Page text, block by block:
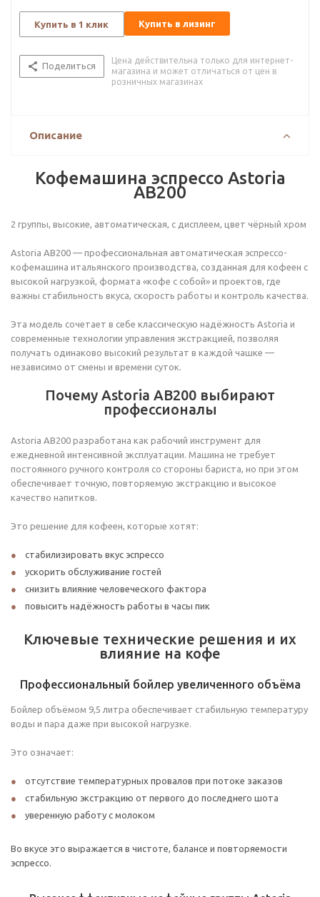
Купить в 1 клик Купить в лизинг
Поделиться
Цена действительна только для интернет-
магазина и может отличаться от цен в
розничных магазинах
Описание
Кофемашина эспрессо Astoria
AB200
2 группы, высокие, автоматическая, с дисплеем, цвет чёрный хром
Astoria AB200 — профессиональная автоматическая эспрессо-
кофемашина итальянского производства, созданная для кофеен с
высокой нагрузкой, формата «кофе с собой» и проектов, где
важны стабильность вкуса, скорость работы и контроль качества.
Эта модель сочетает в себе классическую надёжность Astoria и
современные технологии управления экстракцией, позволяя
получать одинаково высокий результат в каждой чашке —
независимо от смены и времени суток.
Почему Astoria AB200 выбирают
профессионалы
Astoria AB200 разработана как рабочий инструмент для
ежедневной интенсивной эксплуатации. Машина не требует
постоянного ручного контроля со стороны бариста, но при этом
обеспечивает точную, повторяемую экстракцию и высокое
качество напитков.
Это решение для кофеен, которые хотят:
стабилизировать вкус эспрессо
ускорить обслуживание гостей
снизить влияние человеческого фактора
повысить надёжность работы в часы пик
Ключевые технические решения и их
влияние на кофе
Профессиональный бойлер увеличенного объёма
Бойлер объёмом 9,5 литра обеспечивает стабильную температуру
воды и пара даже при высокой нагрузке.
Это означает:
отсутствие температурных провалов при потоке заказов
стабильную экстракцию от первого до последнего шота
уверенную работу с молоком
Во вкусе это выражается в чистоте, балансе и повторяемости
эспрессо.